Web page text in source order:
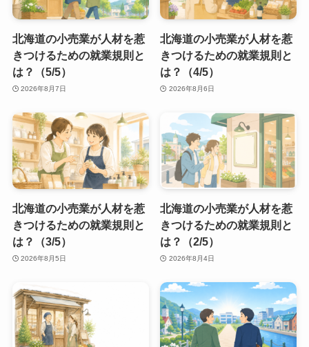
北海道の小売業が人材を惹
きつけるための就業規則と
は？（5/5）
2026年8月7日
北海道の小売業が人材を惹
きつけるための就業規則と
は？（4/5）
2026年8月6日
北海道の小売業が人材を惹
きつけるための就業規則と
は？（3/5）
2026年8月5日
北海道の小売業が人材を惹
きつけるための就業規則と
は？（2/5）
2026年8月4日